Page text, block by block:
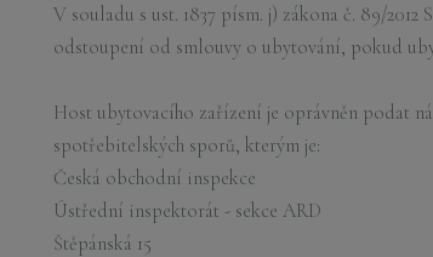
V souladu s ust. 1837 písm. j) zákona č. 89/
odstoupení od smlouvy o ubytování, pokud
Host ubytovacího zařízení je oprávněn podat
spotřebitelských sporů, kterým je:
Česká obchodní inspekce
Ústřední inspektorát - sekce ARD
Štěpánská 15